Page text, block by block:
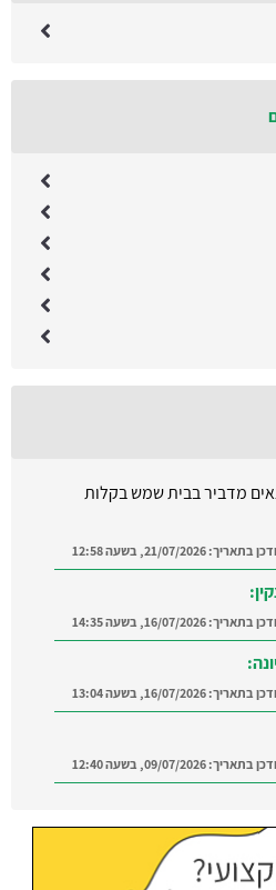
מדביר בבית שמש בקלות
בתאריך:21/07/2026, בשעה 12:58
בתאריך:16/07/2026, בשעה 14:35
בתאריך:16/07/2026, בשעה 13:04
בתאריך:09/07/2026, בשעה 12:40
בתאריך:21/07/2026, בשעה 12:58